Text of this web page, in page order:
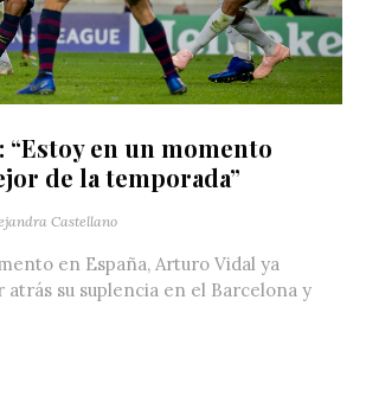
en un momento
de la temporada”
Castellano
en España, Arturo Vidal ya
atrás su suplencia en el Barcelona y